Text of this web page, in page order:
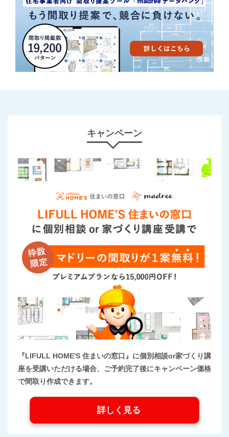
キャンペーン
『LIFULL HOME'S 住まいの窓口』に個別相談or家づくり講
座を受講いただける場合、ご予約完了後にキャンペーン価格
で間取り作成できます。
詳しく見る